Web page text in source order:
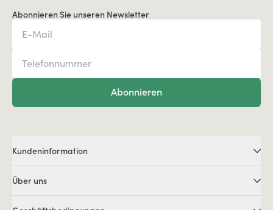
Abonnieren Sie unseren Newsletter
Abonnieren
Kundeninformation
Über uns